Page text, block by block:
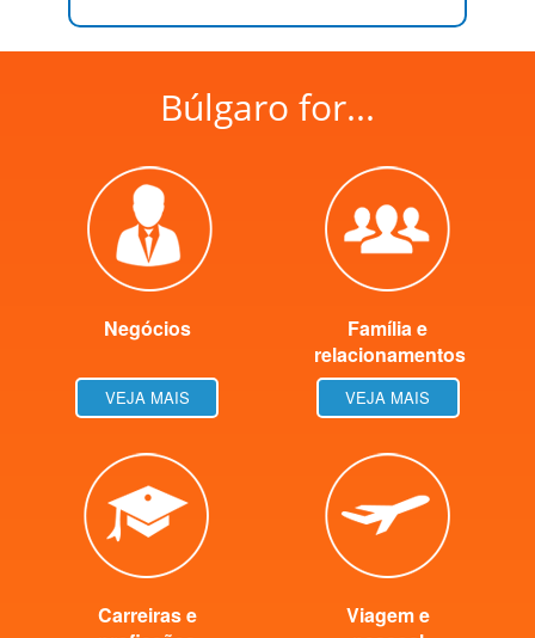
Búlgaro for...
Negócios
VEJA MAIS
Família e
relacionamentos
VEJA MAIS
Carreiras e
Viagem e